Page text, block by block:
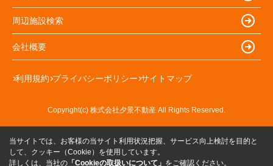
周辺施設検索
会社概要
利用規約 プライバシーポリシー サイトマップ
Copyright(c) 株式会社夕景不動産 All Rights Reserved.
当サイトでは、お客様の当サイト利用状況把握、サービス向上検討を目的と
して、クッキー（Cookie）を使用しています。
詳しくは、当社の 「Cookieの取扱いについて」 をご確認ください。